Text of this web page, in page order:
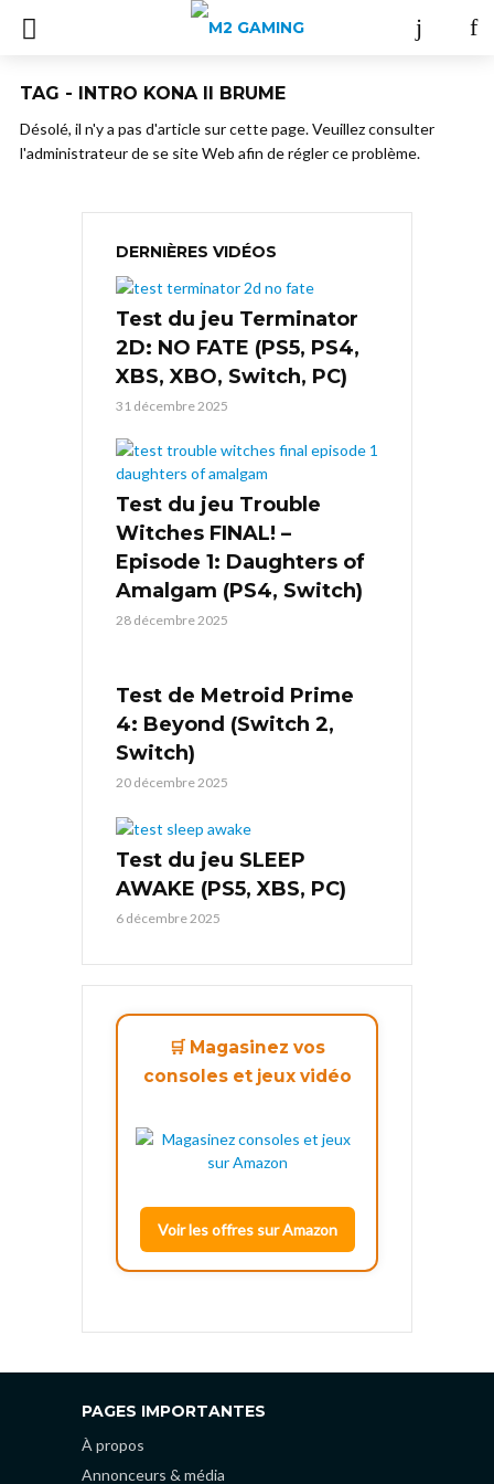
TAG - INTRO KONA II BRUME
Désolé, il n'y a pas d'article sur cette page. Veuillez consulter
l'administrateur de se site Web afin de régler ce problème.
DERNIÈRES VIDÉOS
Test du jeu Terminator
2D: NO FATE (PS5, PS4,
XBS, XBO, Switch, PC)
31 décembre 2025
Test du jeu Trouble
Witches FINAL! –
Episode 1: Daughters of
Amalgam (PS4, Switch)
28 décembre 2025
Test de Metroid Prime
4: Beyond (Switch 2,
Switch)
20 décembre 2025
Test du jeu SLEEP
AWAKE (PS5, XBS, PC)
6 décembre 2025
🛒 Magasinez vos
consoles et jeux vidéo
Voir les offres sur Amazon
PAGES IMPORTANTES
À propos
Annonceurs & média